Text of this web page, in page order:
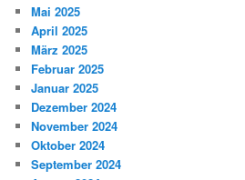
Mai 2025
April 2025
März 2025
Februar 2025
Januar 2025
Dezember 2024
November 2024
Oktober 2024
September 2024